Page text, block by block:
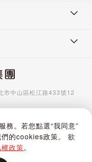
務。若您點選“我同意”
的cookies政策。 欲
政策。
中山區松江路433號12
| 服
| Powered by Hotai